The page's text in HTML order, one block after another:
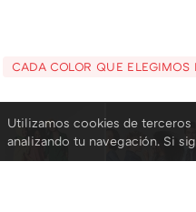
CADA COLOR QUE
Utilizamos cookies de terceros
analizando tu navegación. Si